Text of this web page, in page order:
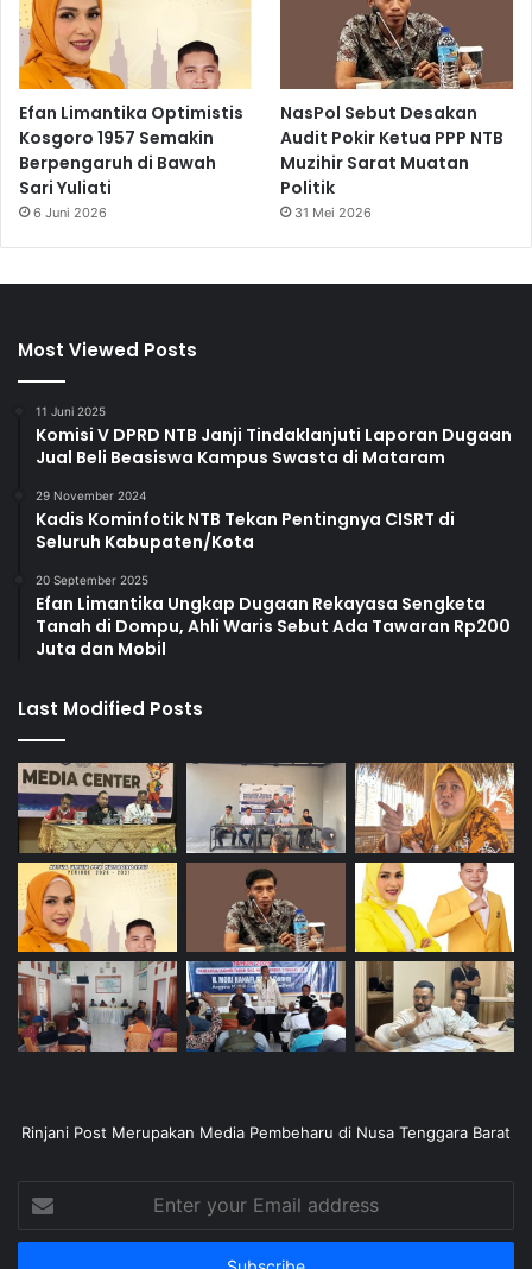
Efan Limantika Optimistis
Kosgoro 1957 Semakin
Berpengaruh di Bawah
Sari Yuliati
6 Juni 2026
NasPol Sebut Desakan
Audit Pokir Ketua PPP NTB
Muzihir Sarat Muatan
Politik
31 Mei 2026
Most Viewed Posts
11 Juni 2025
Komisi V DPRD NTB Janji Tindaklanjuti Laporan Dugaan
Jual Beli Beasiswa Kampus Swasta di Mataram
29 November 2024
Kadis Kominfotik NTB Tekan Pentingnya CISRT di
Seluruh Kabupaten/Kota
20 September 2025
Efan Limantika Ungkap Dugaan Rekayasa Sengketa
Tanah di Dompu, Ahli Waris Sebut Ada Tawaran Rp200
Juta dan Mobil
Last Modified Posts
Rinjani Post Merupakan Media Pembeharu di Nusa Tenggara Barat
your
Email